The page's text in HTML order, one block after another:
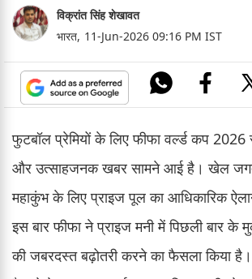
विक्रांत सिंह शेखावत
भारत, 11-Jun-2026 09:16 PM IST
फुटबॉल प्रेमियों के लिए फीफा वर्ल्ड कप
और उत्साहजनक खबर सामने आई है। खेल
महाकुंभ के लिए प्राइज पूल का आधिकारिक
इस बार फीफा ने प्राइज मनी में पिछली बार के
की जबरदस्त बढ़ोतरी करने का फैसला किया